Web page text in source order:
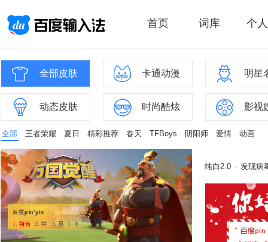
首页 词库 个
全部皮肤 卡通动漫 明星
动态皮肤 时尚酷炫 影视
全部 王者荣耀 夏日 精彩推荐 春天 TFBoys 阴阳师 爱情 动画
纯白2.0 - 发现病